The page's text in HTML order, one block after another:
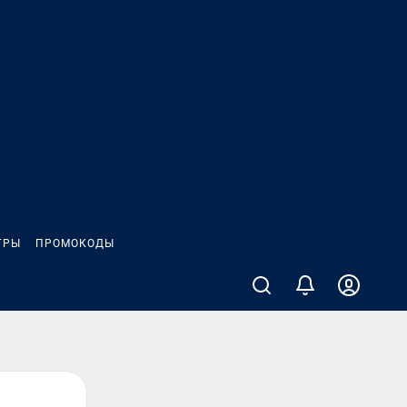
ПРОМОКОДЫ